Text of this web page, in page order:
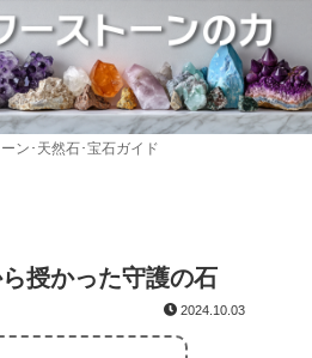
ン･天然石･宝石ガイド
授かった守護の石
2024.10.03